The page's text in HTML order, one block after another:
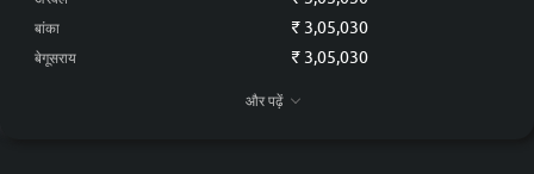
बांका ₹ 3,05,030
बेगूसराय ₹ 3,05,030
और पढ़ें